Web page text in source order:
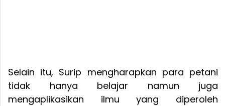
Selain itu, Surip mengharapkan para petani
tidak hanya belajar namun juga
mengaplikasikan ilmu yang diperoleh